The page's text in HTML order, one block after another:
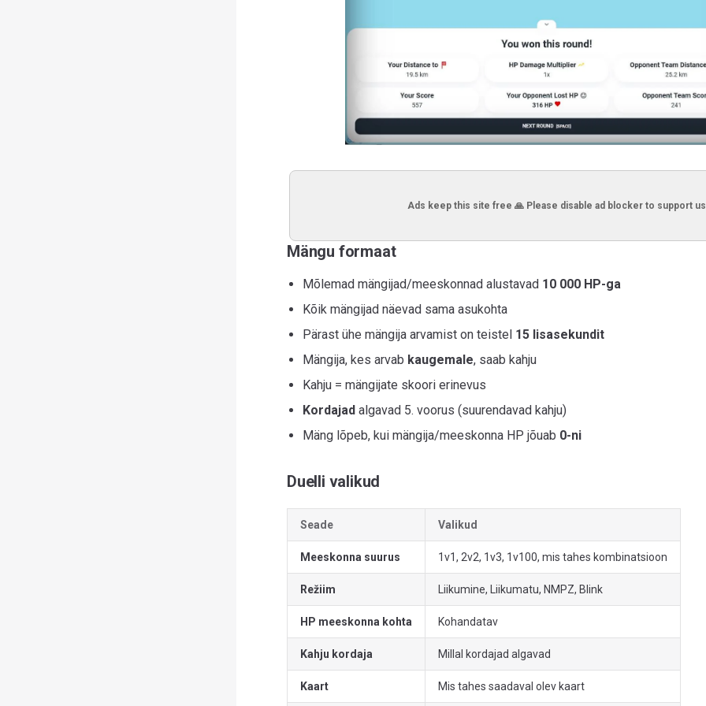
Ads keep this site free 🙏 Please disable ad blocker to support
Mängu formaat
Mõlemad mängijad/meeskonnad alustavad 10 000 HP-ga
Kõik mängijad näevad sama asukohta
Pärast ühe mängija arvamist on teistel 15 lisasekundit
Mängija, kes arvab kaugemale, saab kahju
Kahju = mängijate skoori erinevus
Kordajad algavad 5. voorus (suurendavad kahju)
Mäng lõpeb, kui mängija/meeskonna HP jõuab 0-ni
Duelli valikud
Seade Valikud
Meeskonna suurus 1v1, 2v2, 1v3, 1v100, mis tahes kombinatsioon
Režiim Liikumine, Liikumatu, NMPZ, Blink
HP meeskonna kohta Kohandatav
Kahju kordaja Millal kordajad algavad
Kaart Mis tahes saadaval olev kaart